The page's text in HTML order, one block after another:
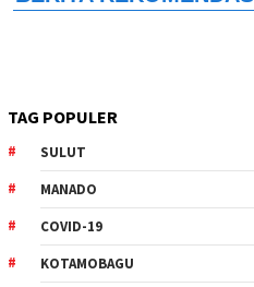
TAG POPULER
SULUT
MANADO
COVID-19
KOTAMOBAGU